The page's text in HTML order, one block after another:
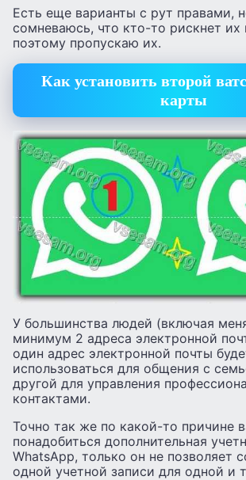
Есть еще варианты с рут правами,
сомневаюсь, что кто-то рискнет их
поэтому пропускаю их.
Как установить второй
карты
У большинства людей (включая
минимум 2 адреса электронной
один адрес электронной почты
использоваться для общения с
другой для управления
контактами.
Точно так же по какой-то причине
понадобиться дополнительная
WhatsApp, только он не позволяет
одной учетной записи для одной и